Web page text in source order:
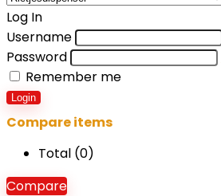
Log In
Username
Password
Remember me
Login
Compare items
Total (0)
Compare